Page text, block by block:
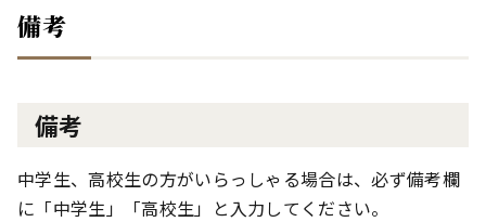
備考
備考
中学生、高校生の方がいらっしゃる場合は、必ず備考欄
に「中学生」「高校生」と入力してください。